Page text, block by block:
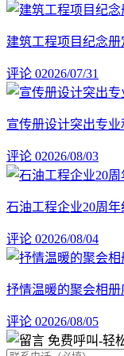
建筑工程项目纪念
评论 02026/07/31
宣传册设计突出专
评论 02026/08/03
石油工程企业20周
评论 02026/08/04
抒情温暖的聚会相
评论 02026/08/05
免费呼叫-轻